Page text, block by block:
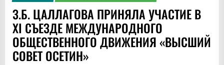
З.Б. ЦАЛЛАГОВА ПРИНЯЛА УЧАСТИЕ В
XI СЪЕЗДЕ МЕЖДУНАРОДНОГО
ОБЩЕСТВЕННОГО ДВИЖЕНИЯ «ВЫСШИЙ
СОВЕТ ОСЕТИН»